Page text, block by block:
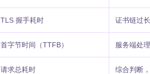
TLS 握手耗时 证书链过
首字节时间（TTFB） 服务端处
请求总耗时 综合判断